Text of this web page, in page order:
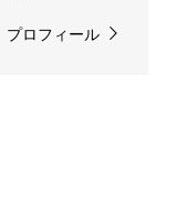
プロフィール